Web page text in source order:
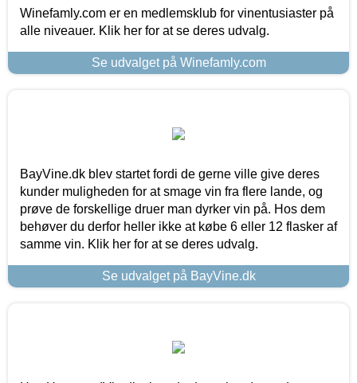
Winefamly.com er en medlemsklub for vinentusiaster på
alle niveauer. Klik her for at se deres udvalg.
Se udvalget på Winefamly.com
BayVine.dk blev startet fordi de gerne ville give deres
kunder muligheden for at smage vin fra flere lande, og
prøve de forskellige druer man dyrker vin på. Hos dem
behøver du derfor heller ikke at købe 6 eller 12 flasker af
samme vin. Klik her for at se deres udvalg.
Se udvalget på BayVine.dk